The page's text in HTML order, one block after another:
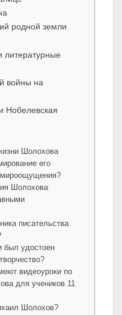
родной земли
литературные
войны на
Нобелевская
Шолохова
его
мироощущения?
Шолохова
писательства
был удостоен
видеоуроки по
для учеников 11
Шолохов?